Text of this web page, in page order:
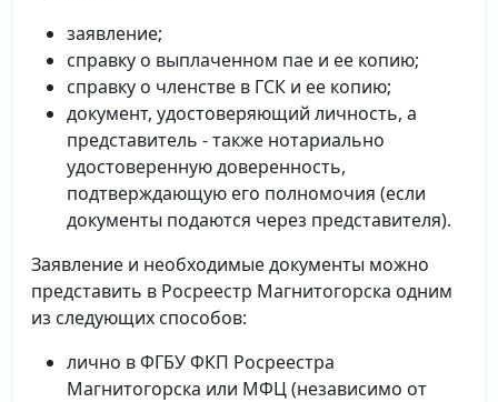
заявление;
справку о выплаченном пае и ее копию;
справку о членстве в ГСК и ее копию;
документ, удостоверяющий личность, а
представитель - также нотариально
удостоверенную доверенность,
подтверждающую его полномочия (если
документы подаются через представителя).
Заявление и необходимые документы можно
представить в Росреестр Магнитогорска одним
из следующих способов:
лично в ФГБУ ФКП Росреестра
Магнитогорска или МФЦ (независимо от